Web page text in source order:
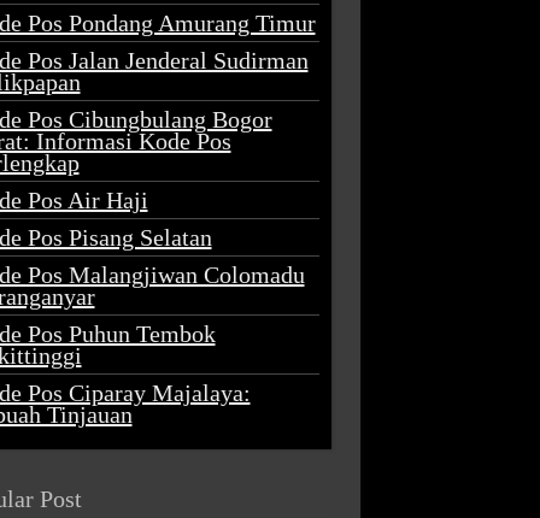
Pos Pondang Amurang Timur
Pos Jalan Jenderal Sudirman
Pos Cibungbulang Bogor
Informasi Kode Pos
Pos Air Haji
Pos Pisang Selatan
Pos Malangjiwan Colomadu
Pos Puhun Tembok
Pos Ciparay Majalaya:
Tinjauan
Post